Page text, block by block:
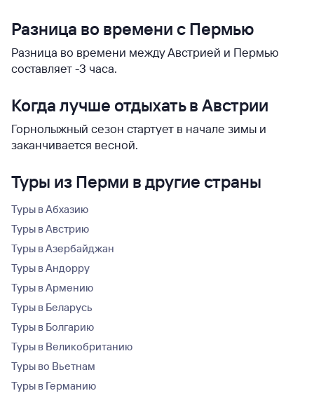
Разница во времени с Пермью
Разница во времени между Австрией и Пермью
составляет -3 часа.
Когда лучше отдыхать в Австрии
Горнолыжный сезон стартует в начале зимы и
заканчивается весной.
Туры из Перми в другие страны
Туры в Абхазию
Туры в Австрию
Туры в Азербайджан
Туры в Андорру
Туры в Армению
Туры в Беларусь
Туры в Болгарию
Туры в Великобританию
Туры во Вьетнам
Туры в Германию